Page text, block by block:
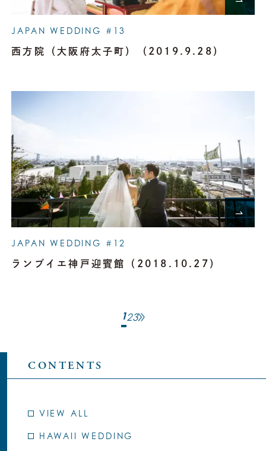
CONTENTS
VIEW ALL
HAWAII WEDDING
JAPAN WEDDING #13
西方院（大阪府太子町）（2019.9.28）
JAPAN WEDDING #12
ランブイエ神戸迎賓館（2018.10.27）
123